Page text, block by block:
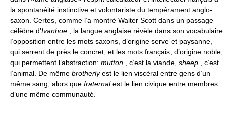
la spontanéité instinctive et volontariste du tempérament anglo-
saxon. Certes, comme l’a montré Walter Scott dans un passage
célèbre d’Ivanhoe , la langue anglaise révèle dans son vocabulaire
l’opposition entre les mots saxons, d’origine serve et paysanne,
qui serrent de près le concret, et les mots français, d’origine noble,
qui permettent l’abstraction: mutton , c’est la viande, sheep , c’est
l’animal. De même brotherlyest le lien viscéral entre gens d’un
même sang, alors que fraternalest le lien civique entre membres
d’une même communauté.